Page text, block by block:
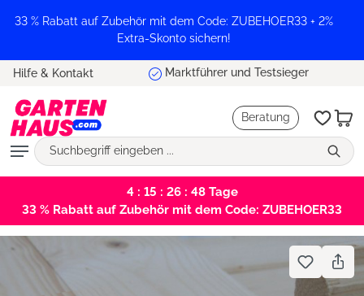
springen
33 % Rabatt auf Zubehör mit dem Code: ZUBEHOER33 + 2%
Extra-Skonto sichern!
Hilfe & Kontakt Marktführer und Testsieger
Beratung
4 : 15 : 26 : 47Tage
33 % Rabatt auf Zubehör mit dem Code: ZUBEHOER33
Bildergalerie überspringen